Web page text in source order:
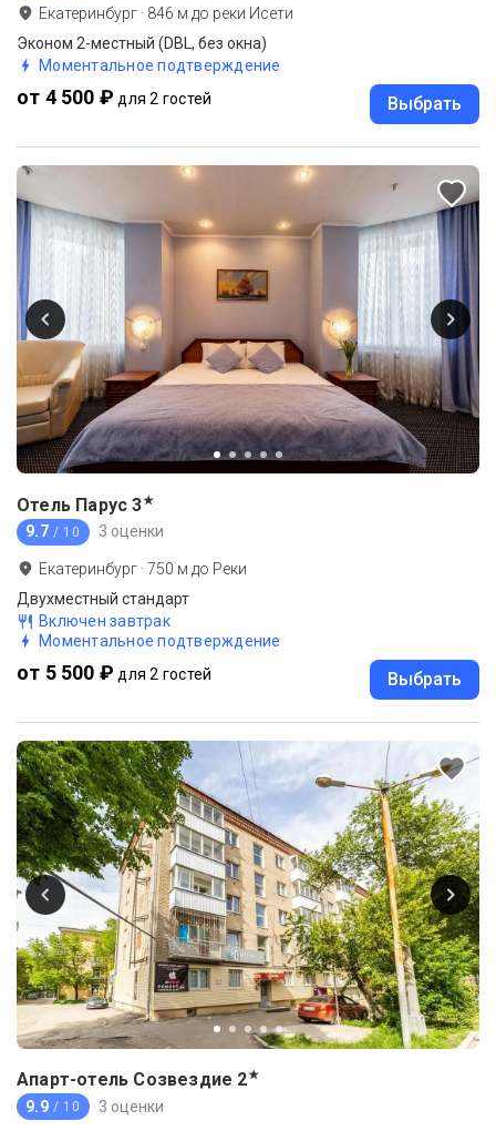
Екатеринбург · 846 м до реки Исети
Эконом 2-местный (DBL, без окна)
Моментальное подтверждение
от 4 500 ₽ для 2 гостей Выбрать
Отель Парус 3★
9.7 / 10 3 оценки
Екатеринбург ·750 м до Реки
Двухместный стандарт
Включен завтрак
Моментальное подтверждение
от 5 500 ₽ для 2 гостей Выбрать
Апарт-отель Созвездие 2★
9.9 / 10 3 оценки